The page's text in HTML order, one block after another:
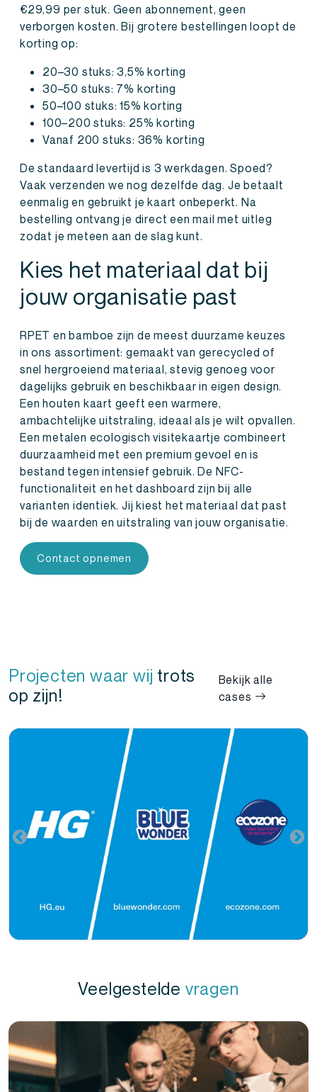
€29,99 per stuk. Geen abonnement, geen
verborgen kosten. Bij grotere bestellingen loopt de
korting op:
20–30 stuks: 3,5% korting
30–50 stuks: 7% korting
50–100 stuks: 15% korting
100–200 stuks: 25% korting
Vanaf 200 stuks: 36% korting
De standaard levertijd is 3 werkdagen. Spoed?
Vaak verzenden we nog dezelfde dag. Je betaalt
eenmalig en gebruikt je kaart onbeperkt. Na
bestelling ontvang je direct een mail met uitleg
zodat je meteen aan de slag kunt.
Kies het materiaal dat bij
jouw organisatie past
RPET en bamboe zijn de meest duurzame keuzes
in ons assortiment: gemaakt van gerecycled of
snel hergroeiend materiaal, stevig genoeg voor
dagelijks gebruik en beschikbaar in eigen design.
Een houten kaart geeft een warmere,
ambachtelijke uitstraling, ideaal als je wilt opvallen.
Een metalen ecologisch visitekaartje combineert
duurzaamheid met een premium gevoel en is
bestand tegen intensief gebruik. De NFC-
functionaliteit en het dashboard zijn bij alle
varianten identiek. Jij kiest het materiaal dat past
bij de waarden en uitstraling van jouw organisatie.
Contact opnemen
Projecten waar wij trots
op zijn!
Bekijk alle
cases
Veelgestelde vragen